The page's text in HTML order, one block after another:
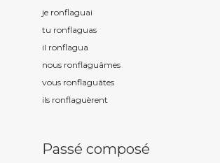
je ronflaguai
tu ronflaguas
il ronflagua
nous ronflaguâmes
vous ronflaguâtes
ils ronflaguèrent
Passé composé